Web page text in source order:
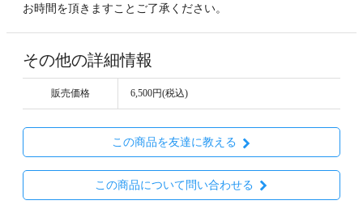
お時間を頂きますことご了承ください。
その他の詳細情報
販売価格 6,500円(税込)
この商品を友達に教える
この商品について問い合わせる